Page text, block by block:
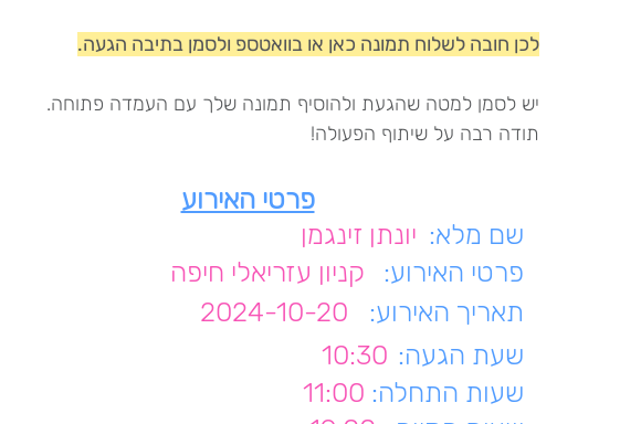
לכן חובה לשלוח תמונה כאן או בוואטספ ולסמן בתיבה הגעה.
יש לסמן למטה שהגעת ולהוסיף תמונה שלך עם העמדה פתוחה.
תודה רבה על שיתוף הפעולה!
פרטי האירוע
שם מלא: יונתן זינגמן
קניון עזריאלי חיפה
פרטי האירוע:
2024-10-20
תאריך האירוע:
10:30 שעת הגעה:
11:00 שעות התחלה: